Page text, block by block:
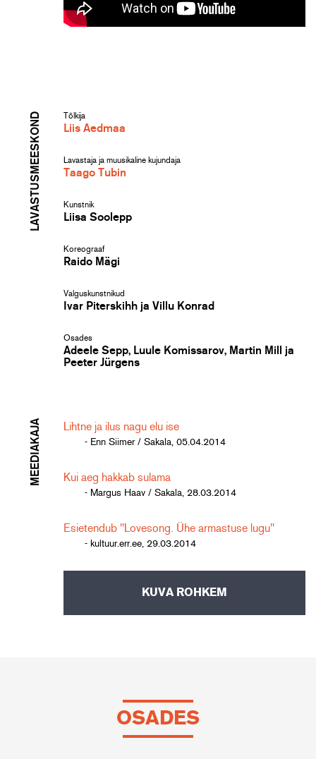
LAVASTUSMEESKOND Tõlkija
Liis Aedmaa
Lavastaja ja muusikaline kujundaja
Taago Tubin
Kunstnik
Liisa Soolepp
Koreograaf
Raido Mägi
Valguskunstnikud
Ivar Piterskihh ja Villu Konrad
Osades
Adeele Sepp, Luule Komissarov, Martin Mill ja
Peeter Jürgens
MEEDIAKAJA Lihtne ja ilus nagu elu ise
- Enn Siimer / Sakala, 05.04.2014
Kui aeg hakkab sulama
- Margus Haav / Sakala, 28.03.2014
Esietendub "Lovesong. Ühe armastuse lugu"
- kultuur.err.ee, 29.03.2014
KUVA ROHKEM
OSADES